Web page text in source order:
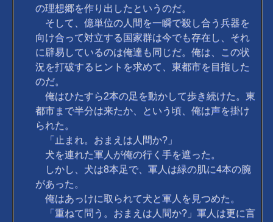
の理想郷を作り出したというのだ。
そして、億単位の人間を一瞬で殺し合う兵器を
向け合って対立する国家群は今でも存在し、それ
に辟易しているのは俺達も同じだ。俺は、この状
況を打破するヒントを求めて、東都市を目指した
のだ。
俺はひたすら2本の足を動かして歩き続けた。東
都市まで半分は来たか、という頃、俺は声を掛け
られた。
「止まれ。おまえは人間か?」
犬を連れた軍人が俺の行く手を遮った。
しかし、犬は8本足で、軍人は緑の肌に4本の腕
があった。
俺はあっけに取られて犬と軍人を見つめた。
「重ねて問う。おまえは人間か?」軍人は更に言